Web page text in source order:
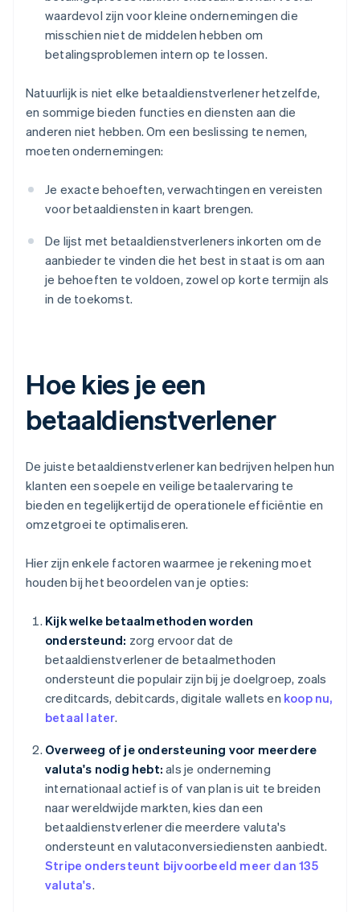
waardevol zijn voor kleine ondernemingen die
misschien niet de middelen hebben om
betalingsproblemen intern op te lossen.
Natuurlijk is niet elke betaaldienstverlener hetzelfde,
en sommige bieden functies en diensten aan die
anderen niet hebben. Om een beslissing te nemen,
moeten ondernemingen:
Je exacte behoeften, verwachtingen en vereisten
voor betaaldiensten in kaart brengen.
De lijst met betaaldienstverleners inkorten om de
aanbieder te vinden die het best in staat is om aan
je behoeften te voldoen, zowel op korte termijn als
in de toekomst.
Hoe kies je een
betaaldienstverlener
De juiste betaaldienstverlener kan bedrijven helpen hun
klanten een soepele en veilige betaalervaring te
bieden en tegelijkertijd de operationele efficiëntie en
omzetgroei te optimaliseren.
Hier zijn enkele factoren waarmee je rekening moet
houden bij het beoordelen van je opties:
Kijk welke betaalmethoden worden
ondersteund: zorg ervoor dat de
betaaldienstverlener de betaalmethoden
ondersteunt die populair zijn bij je doelgroep, zoals
creditcards, debitcards, digitale wallets en koop nu,
betaal later.
Overweeg of je ondersteuning voor meerdere
valuta's nodig hebt: als je onderneming
internationaal actief is of van plan is uit te breiden
naar wereldwijde markten, kies dan een
betaaldienstverlener die meerdere valuta's
ondersteunt en valutaconversiediensten aanbiedt.
Stripe ondersteunt bijvoorbeeld meer dan 135
valuta's.